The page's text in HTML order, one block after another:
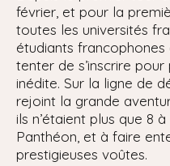
février, et pour la
toutes les universités
étudiants
tenter de s’inscrire
inédite. Sur la ligne de
rejoint la grande
ils n’étaient plus que 8
Panthéon, et à faire
prestigieuses voûtes.